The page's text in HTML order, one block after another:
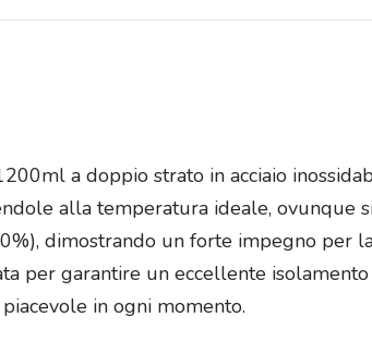
a doppio strato in acciaio
alla temperatura ideale, ovunque
dimostrando un forte impegno per
per garantire un eccellente
in ogni momento.